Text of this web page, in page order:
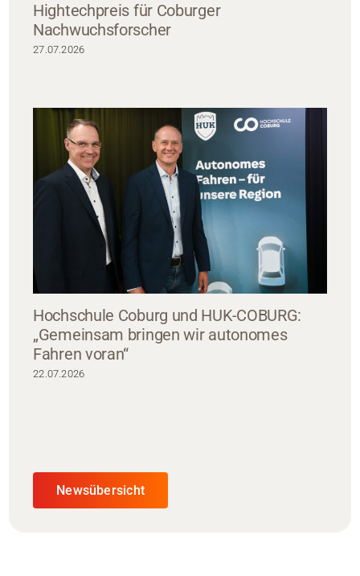
Hightechpreis für Coburger
Nachwuchsforscher
27.07.2026
Hochschule Coburg und HUK-COBURG:
„Gemeinsam bringen wir autonomes
Fahren voran“
22.07.2026
Newsübersicht